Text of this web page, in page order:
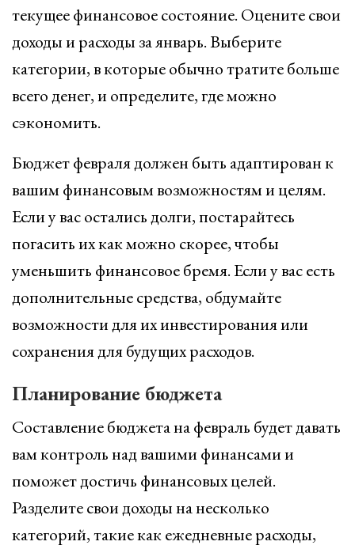
текущее финансовое состояние. Оцените свои
доходы и расходы за январь. Выберите
категории, в которые обычно тратите больше
всего денег, и определите, где можно
сэкономить.
Бюджет февраля должен быть адаптирован к
вашим финансовым возможностям и целям.
Если у вас остались долги, постарайтесь
погасить их как можно скорее, чтобы
уменьшить финансовое бремя. Если у вас есть
дополнительные средства, обдумайте
возможности для их инвестирования или
сохранения для будущих расходов.
Планирование бюджета
Составление бюджета на февраль будет давать
вам контроль над вашими финансами и
поможет достичь финансовых целей.
Разделите свои доходы на несколько
категорий, такие как ежедневные расходы,